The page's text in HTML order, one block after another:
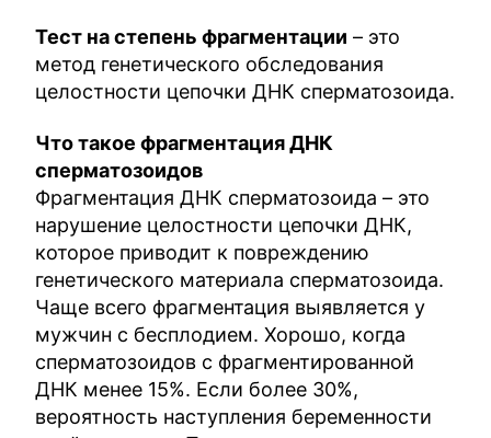
Тест на степень фрагментации – это
метод генетического обследования
целостности цепочки ДНК сперматозоида.
Что такое фрагментация ДНК
сперматозоидов
Фрагментация ДНК сперматозоида – это
нарушение целостности цепочки ДНК,
которое приводит к повреждению
генетического материала сперматозоида.
Чаще всего фрагментация выявляется у
мужчин с бесплодием. Хорошо, когда
сперматозоидов с фрагментированной
ДНК менее 15%. Если более 30%,
вероятность наступления беременности